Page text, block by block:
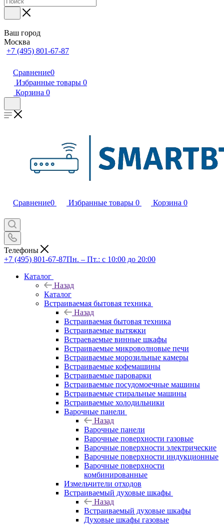
Ваш город
Москва
+7 (495) 801-67-87
Сравнение0
Избранные товары 0
Корзина 0
Сравнение0 Избранные товары 0 Корзина 0
Телефоны
+7 (495) 801-67-87Пн. – Пт.: с 10:00 до 20:00
Каталог
Назад
Каталог
Встраиваемая бытовая техника
Назад
Встраиваемая бытовая техника
Встраиваемые вытяжки
Встраеваемые винные шкафы
Встраиваемые микроволновые печи
Встраиваемые морозильные камеры
Встраиваемые кофемашины
Встраиваемые пароварки
Встраиваемые посудомоечные машины
Встраиваемые стиральные машины
Встраиваемые холодильники
Варочные панели
Назад
Варочные панели
Варочные поверхности газовые
Варочные поверхности электрические
Варочные поверхности индукционные
Варочные поверхности
комбинированные
Измельчители отходов
Встраиваемый духовые шкафы
Назад
Встраиваемый духовые шкафы
Духовые шкафы газовые